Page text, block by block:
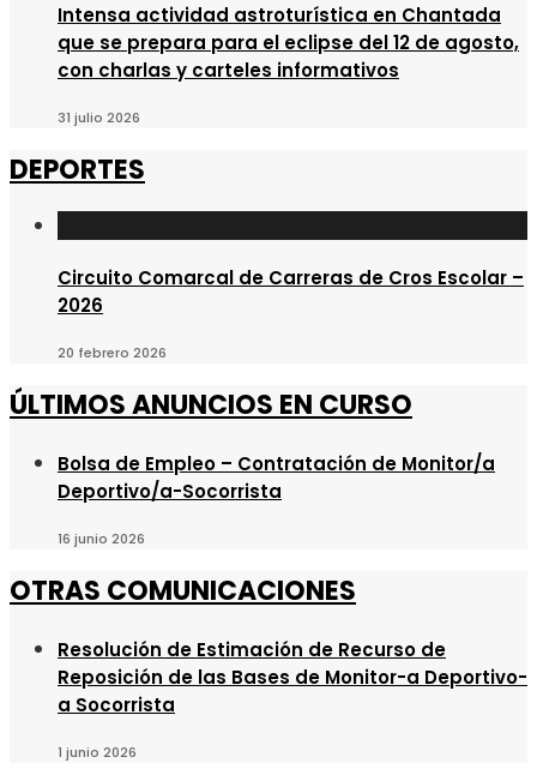
Intensa actividad astroturística en Chantada
que se prepara para el eclipse del 12 de agosto,
con charlas y carteles informativos
31 julio 2026
DEPORTES
Circuito Comarcal de Carreras de Cros Escolar –
2026
20 febrero 2026
ÚLTIMOS ANUNCIOS EN CURSO
Bolsa de Empleo – Contratación de Monitor/a
Deportivo/a-Socorrista
16 junio 2026
OTRAS COMUNICACIONES
Resolución de Estimación de Recurso de
Reposición de las Bases de Monitor-a Deportivo-
a Socorrista
1 junio 2026